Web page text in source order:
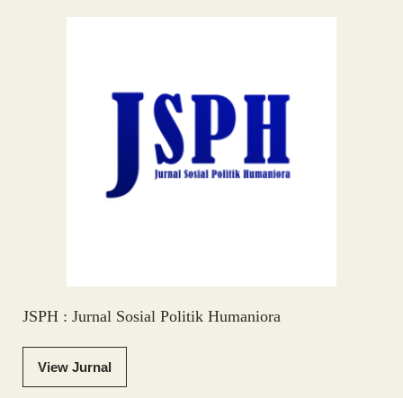
JSPH : Jurnal Sosial Politik Humaniora
View Jurnal